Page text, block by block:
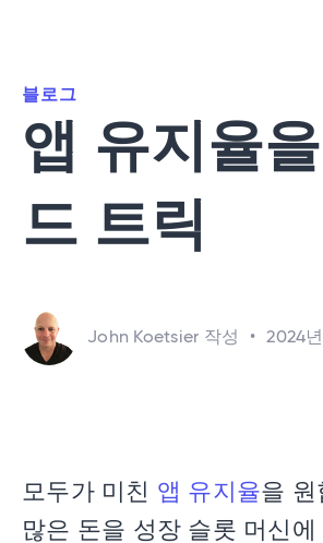
블로그
앱 유지율
드 트릭
John Koetsier 작성 • 2024
공유
으로 공유
으로 공유
모두가 미친 앱 유지율을 원
많은 돈을 성장 슬롯 머신